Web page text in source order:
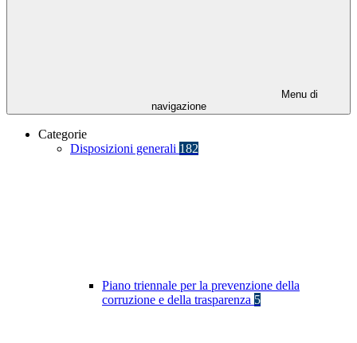
Menu di
navigazione
Categorie
Disposizioni generali 182
Piano triennale per la prevenzione della
corruzione e della trasparenza 5